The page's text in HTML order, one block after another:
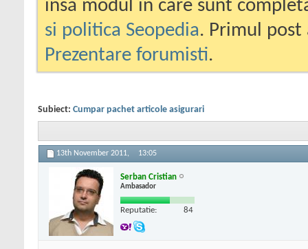
însă modul în care sunt
si politica Seopedia. Primul
Prezentare forumisti.
Subiect: Cumpar pachet articole asigurari
13th November 2011, 13:05
Serban Cristian
Ambasador
Reputatie: 84